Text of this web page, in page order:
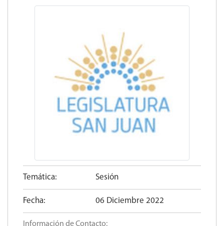
Temática: Sesión
Fecha: 06 Diciembre 2022
Información de Contacto: